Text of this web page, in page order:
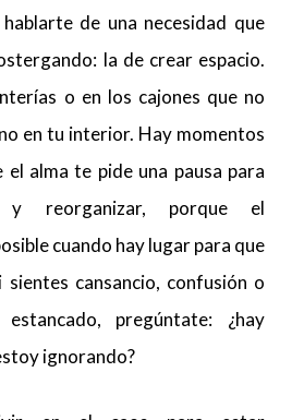
de una necesidad que
la de crear espacio.
o en los cajones que no
en tu interior. Hay momentos
el alma te pide una pausa para
y reorganizar, porque el
cuando hay lugar para que
cansancio, confusión o
pregúntate: ¿hay
ignorando?